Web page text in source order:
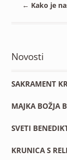
← Kako je
Novosti
SAKRAMENT
MAJKA BOŽJA
SVETI
KRUNICA S